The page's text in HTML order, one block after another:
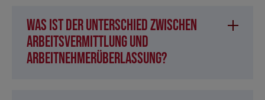
Was ist der Unterschied zwischen
Arbeitsvermittlung und
Arbeitnehmerüberlassung?